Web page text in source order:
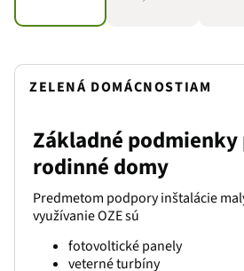
ZELENÁ DOMÁCNOSTIAM
Základné
rodinné domy
Predmetom podpory inštalácie
využívanie OZE sú
fotovoltické panely
veterné turbíny